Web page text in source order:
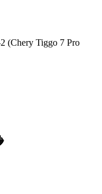
(Chery Tiggo 7 Pro